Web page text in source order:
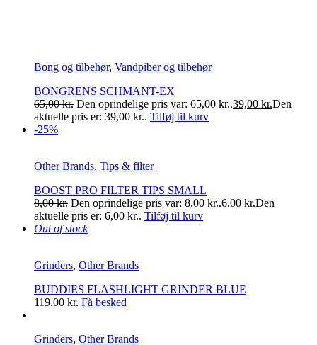
Bong og tilbehør, Vandpiber og tilbehør
BONGRENS SCHMANT-EX
65,00kr. Den oprindelige pris var: 65,00 kr..39,00 kr.Den
aktuelle pris er: 39,00 kr.. Tilføj til kurv
-25%
Other Brands, Tips & filter
BOOST PRO FILTER TIPS SMALL
8,00kr. Den oprindelige pris var: 8,00 kr..6,00 kr.Den
aktuelle pris er: 6,00 kr.. Tilføj til kurv
Out of stock
Grinders, Other Brands
BUDDIES FLASHLIGHT GRINDER BLUE
119,00 kr. Få besked
Grinders, Other Brands